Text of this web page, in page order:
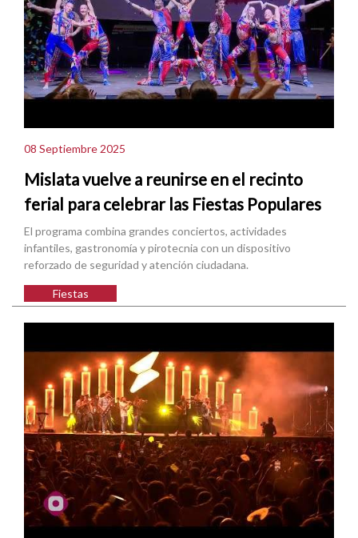
08 Septiembre 2025
Mislata vuelve a reunirse en el recinto
ferial para celebrar las Fiestas Populares
El programa combina grandes conciertos, actividades
infantiles, gastronomía y pirotecnia con un dispositivo
reforzado de seguridad y atención ciudadana.
Fiestas